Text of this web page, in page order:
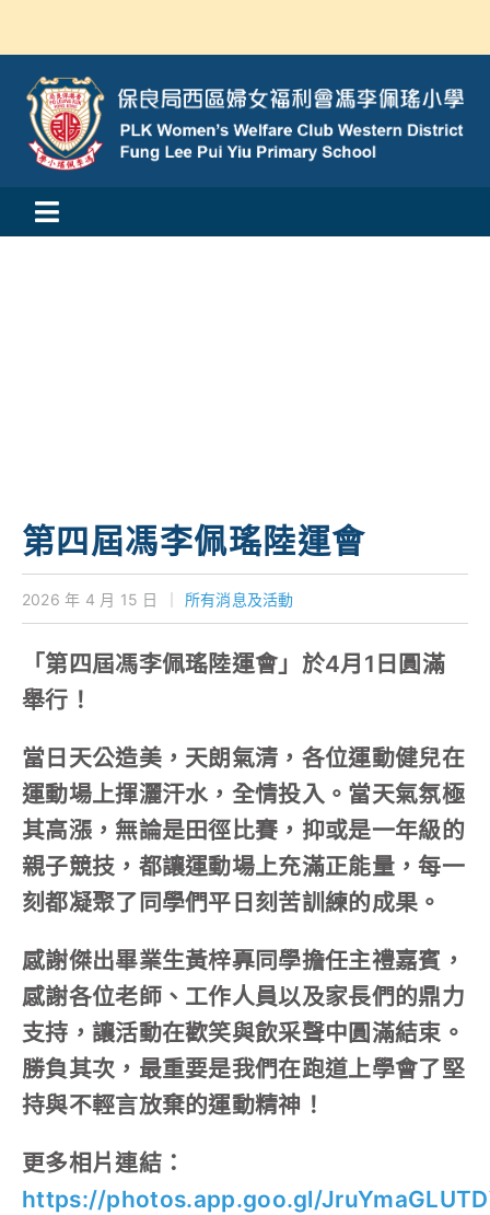
content
Toggle
我們的成就
對外聯繫
聯絡我們
第四屆馮李佩瑤陸運會
2026 年 4 月 15 日 所有消息及活動
「第四屆馮李佩瑤陸運會」於4月1日圓滿
舉行！
當日天公造美，天朗氣清，各位運動健兒在
運動場上揮灑汗水，全情投入。當天氣氛極
其高漲，無論是田徑比賽，抑或是一年級的
親子競技，都讓運動場上充滿正能量，每一
刻都凝聚了同學們平日刻苦訓練的成果。
感謝傑出畢業生黃梓奡同學擔任主禮嘉賓，
感謝各位老師、工作人員以及家長們的鼎力
支持，讓活動在歡笑與飲采聲中圓滿結束。
勝負其次，最重要是我們在跑道上學會了堅
持與不輕言放棄的運動精神！
更多相片連結：
https://photos.app.goo.gl/